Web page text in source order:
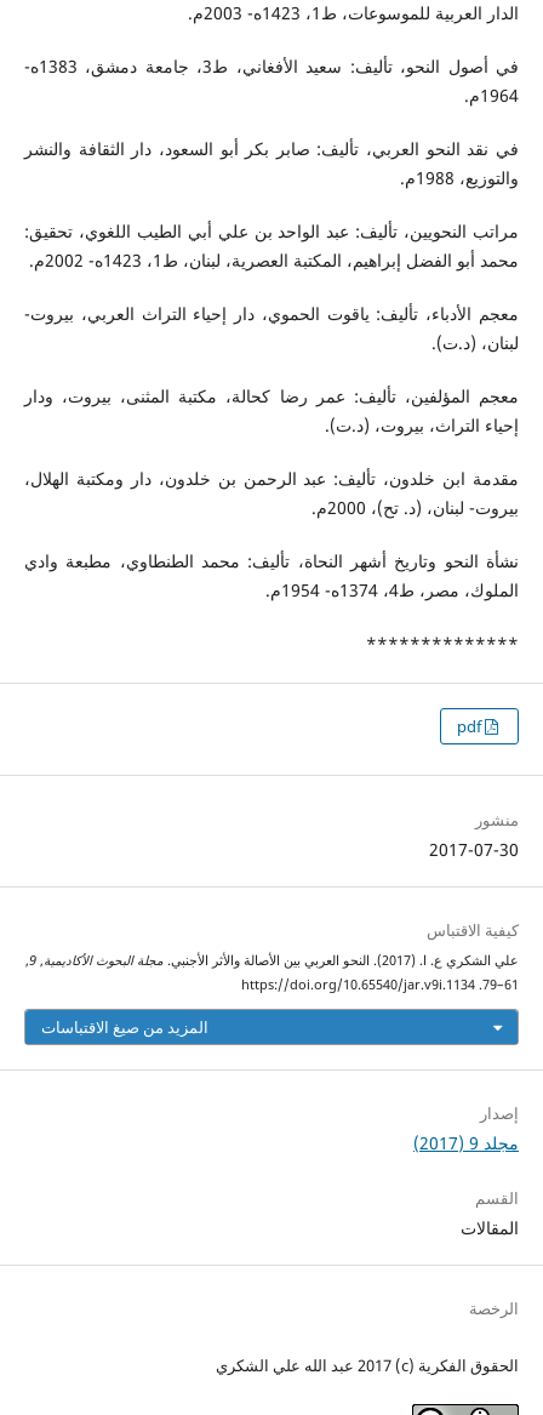
الدار العربية للموسوعات، ط1، 1423ه- 2003م.
في أصول النحو، تأليف: سعيد الأفغاني، ط3، جامعة دمشق، 1383ه-
1964م.
في نقد النحو العربي، تأليف: صابر بكر أبو السعود، دار الثقافة والنشر
والتوزيع، 1988م.
مراتب النحويين، تأليف: عبد الواحد بن علي أبي الطيب اللغوي، تحقيق:
محمد أبو الفضل إبراهيم، المكتبة العصرية، لبنان، ط1، 1423ه- 2002م.
معجم الأدباء، تأليف: ياقوت الحموي، دار إحياء التراث العربي، بيروت-
لبنان، (د.ت).
معجم المؤلفين، تأليف: عمر رضا كحالة، مكتبة المثنى، بيروت، ودار
إحياء التراث، بيروت، (د.ت).
مقدمة ابن خلدون، تأليف: عبد الرحمن بن خلدون، دار ومكتبة الهلال،
بيروت- لبنان، (د. تح)، 2000م.
نشأة النحو وتاريخ أشهر النحاة، تأليف: محمد الطنطاوي، مطبعة وادي
الملوك، مصر، ط4، 1374ه- 1954م.
**************
pdf
منشور
2017-07-30
كيفية الاقتباس
علي الشكري ع. ا. (2017). النحو العربي بين الأصالة والأثر الأجنبي. مجلة البحوث الأكاديمية,
9
,
61–79. https://doi.org/10.65540/jar.v9i.1134
المزيد من صيغ الاقتباسات
إصدار
مجلد 9 (2017)
القسم
المقالات
الرخصة
الحقوق الفكرية (c) 2017 عبد الله علي الشكري